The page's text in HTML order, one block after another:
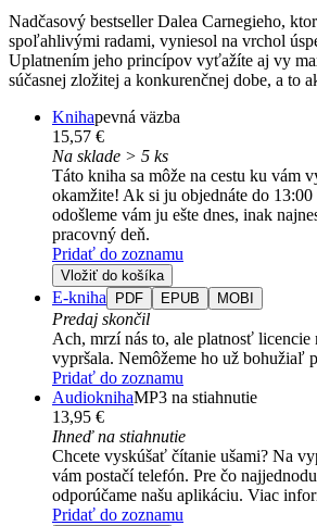
Nadčasový bestseller Dalea Carnegieho,
spoľahlivými radami, vyniesol na vrchol
Uplatnením jeho princípov vyťažíte aj vy
súčasnej zložitej a konkurenčnej dobe, a to
Knihapevná väzba
15,57 €
Na sklade > 5 ks
Táto kniha sa môže na cestu ku vám
okamžite! Ak si ju objednáte do
odošleme vám ju ešte dnes, inak
pracovný deň.
Pridať do zoznamu
Vložiť do košíka
E-kniha PDF EPUB MOBI
Predaj skončil
Ach, mrzí nás to, ale platnosť licencie
vypršala. Nemôžeme ho už bohužiaľ
Pridať do zoznamu
AudioknihaMP3 na stiahnutie
13,95 €
Ihneď na stiahnutie
Chcete vyskúšať čítanie ušami? Na
vám postačí telefón. Pre čo
odporúčame našu aplikáciu. Viac
Pridať do zoznamu